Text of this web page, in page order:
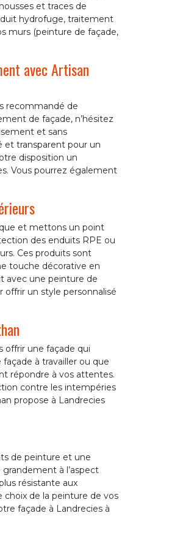
et traces de
hydrofuge, traitement
murs (peinture de façade,
avec Artisan
recommandé de
de façade, n’hésitez
et sans
et transparent pour un
disposition un
Vous pourrez également
et mettons un point
des enduits RPE ou
Ces produits sont
touche décorative en
avec une peinture de
un style personnalisé
offrir une façade qui
à travailler ou que
répondre à vos attentes.
contre les intempéries
propose à Landrecies
de peinture et une
à l’aspect
résistante aux
choix de la peinture de vos
façade à Landrecies à